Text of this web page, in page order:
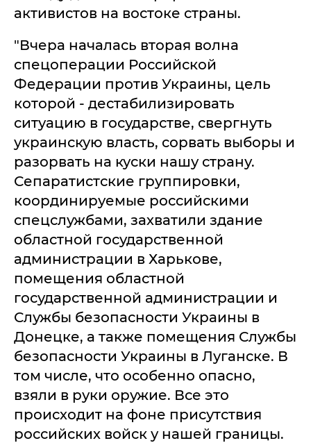
активистов на востоке страны.
"Вчера началась вторая волна
спецоперации Российской
Федерации против Украины, цель
которой - дестабилизировать
ситуацию в государстве, свергнуть
украинскую власть, сорвать выборы и
разорвать на куски нашу страну.
Сепаратистские группировки,
координируемые российскими
спецслужбами, захватили здание
областной государственной
администрации в Харькове,
помещения областной
государственной администрации и
Службы безопасности Украины в
Донецке, а также помещения Службы
безопасности Украины в Луганске. В
том числе, что особенно опасно,
взяли в руки оружие. Все это
происходит на фоне присутствия
российских войск у нашей границы.